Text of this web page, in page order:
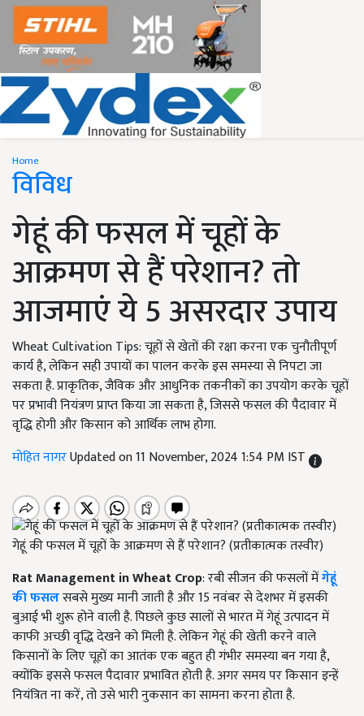
Home
विविध
गेहूं की फसल में चूहों के
आक्रमण से हैं परेशान? तो
आजमाएं ये 5 असरदार उपाय
Wheat Cultivation Tips: चूहों से खेतों की रक्षा करना एक चुनौतीपूर्ण
कार्य है, लेकिन सही उपायों का पालन करके इस समस्या से निपटा जा
सकता है. प्राकृतिक, जैविक और आधुनिक तकनीकों का उपयोग करके चूहों
पर प्रभावी नियंत्रण प्राप्त किया जा सकता है, जिससे फसल की पैदावार में
वृद्धि होगी और किसान को आर्थिक लाभ होगा.
मोहित नागरUpdated on 11 November, 2024 1:54 PM IST
गेहूं की फसल में चूहों के आक्रमण से हैं परेशान? (प्रतीकात्मक तस्वीर)
Rat Management in Wheat Crop: रबी सीजन की फसलों मेंगेहूं
की फसलसबसे मुख्य मानी जाती है और 15 नवंबर से देशभर में इसकी
बुआई भी शुरू होने वाली है. पिछले कुछ सालों से भारत में गेहूं उत्पादन में
काफी अच्छी वृद्धि देखने को मिली है. लेकिन गेहूं की खेती करने वाले
किसानों के लिए चूहों का आतंक एक बहुत ही गंभीर समस्या बन गया है,
क्योंकि इससे फसल पैदावार प्रभावित होती है. अगर समय पर किसान इन्हें
नियंत्रित ना करें, तो उसे भारी नुकसान का सामना करना होता है.